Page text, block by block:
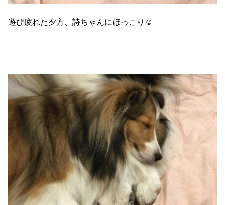
遊び疲れた夕方、詩ちゃんにほっこり☺️